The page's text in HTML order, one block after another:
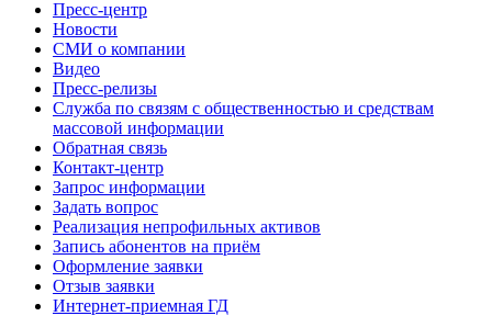
Пресс-центр
Новости
СМИ о компании
Видео
Пресс-релизы
Служба по связям с общественностью и средствам
массовой информации
Обратная связь
Контакт-центр
Запрос информации
Задать вопрос
Реализация непрофильных активов
Запись абонентов на приём
Оформление заявки
Отзыв заявки
Интернет-приемная ГД